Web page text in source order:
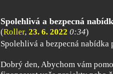
Spolehlivá a bezpecná
(Roller, 23. 6. 2022 0:34)
Spolehlivá a bezpecná nabídka
Dobrý den, Abychom vám